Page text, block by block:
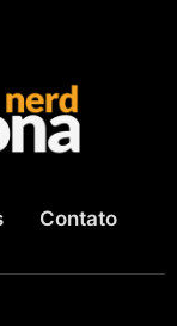
Contato